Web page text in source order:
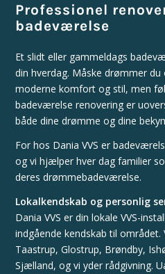
Professionel
badeværelse
Et slidt eller gammeldags
din hverdag. Måske drømmer
moderne komfort og stil, men
badeværelse renovering er
både dine drømme og dine
For hos Dania VVS er
og vi hjælper hver dag familier
deres drømmebadeværelse.
Lokalkendskab og personlig
Dania VVS er din lokale VVS-
indgående kendskab til
Taastrup,Glostrup, Brøndby,
Sjælland, og vi yder rådgivning.